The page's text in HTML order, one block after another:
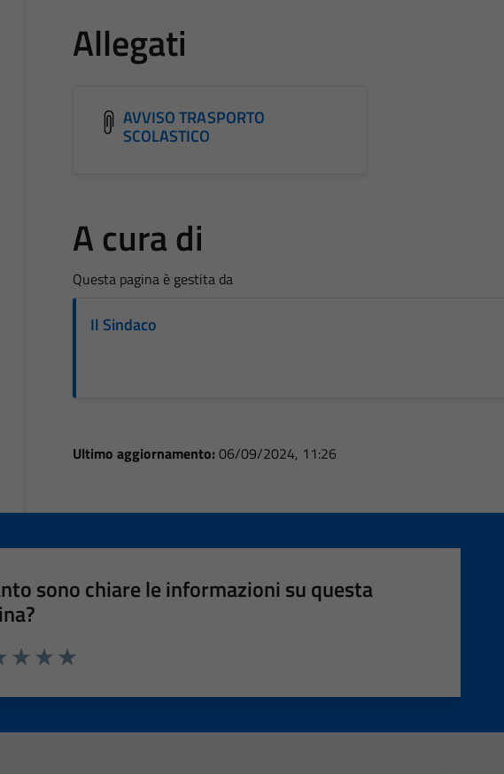
Allegati
AVVISO TRASPORTO
SCOLASTICO
A cura di
Questa pagina è gestita da
Il Sindaco
Ultimo aggiornamento: 06/09/2024, 11:26
sono chiare le informazioni su questa